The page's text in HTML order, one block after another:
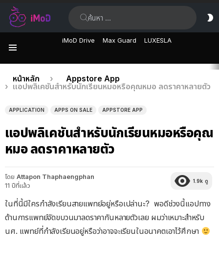
iMoD Drive Max Guard LUXESLA
เรื่อง
ล่าสุด
คุณอยู่ที่นี่:
หน้าหลัก
Appstore App
แอปพลิเคชันสำหรับนักเรียนหมอหรือคุณหมอ ลดราคาหลายตัว
APPLICATION APPS ON SALE APPSTORE APP
แอปพลิเคชันสำหรับนักเรียนหมอหรือคุณ
หมอ ลดราคาหลายตัว
โดย Attapon Thaphaengphan
11 ปีที่แล้ว
1.9k ดู
ในที่นี้มีใครกำลังเรียนสายแพทย์อยู่หรือเปล่านะ? พอดีช่วงนี้แอปทาง
ด้านการแพทย์จัดขบวนมาลดราคากันหลายตัวเลย ผมว่าเหมาะสำหรับ
นศ. แพทย์ที่กำลังเรียนอยู่หรือว่าอาจจะเรียนในอนาคตเอาไว้ศึกษา